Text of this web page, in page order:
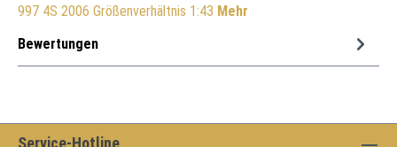
997 4S 2006 Größenverhältnis 1:43 Mehr
Bewertungen
Service-Hotline